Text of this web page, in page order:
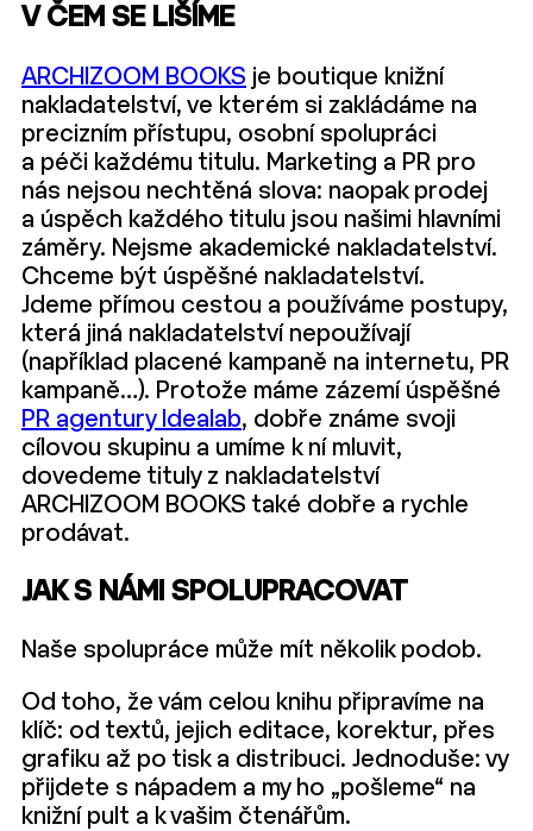
V ČEM SE LIŠÍME
ARCHIZOOM BOOKS je boutique knižní
nakladatelství, ve kterém si zakládáme na
precizním přístupu, osobní spolupráci
a péči každému titulu. Marketing a PR pro
nás nejsou nechtěná slova: naopak prodej
a úspěch každého titulu jsou našimi hlavními
záměry. Nejsme akademické nakladatelství.
Chceme být úspěšné nakladatelství.
Jdeme přímou cestou a používáme postupy,
která jiná nakladatelství nepoužívají
(například placené kampaně na internetu, PR
kampaně…). Protože máme zázemí úspěšné
PR agentury Idealab, dobře známe svoji
cílovou skupinu a umíme k ní mluvit,
dovedeme tituly z nakladatelství
ARCHIZOOM BOOKS také dobře a rychle
prodávat.
JAK S NÁMI SPOLUPRACOVAT
Naše spolupráce může mít několik podob.
Od toho, že vám celou knihu připravíme na
klíč: od textů, jejich editace, korektur, přes
grafiku až po tisk a distribuci. Jednoduše: vy
přijdete s nápadem a my ho „pošleme“ na
knižní pult a k vašim čtenářům.